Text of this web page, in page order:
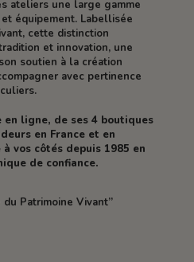
ateliers une large gamme
équipement. Labellisée
cette distinction
et innovation, une
soutien à la création
avec pertinence
ligne, de ses 4 boutiques
en France et en
vos côtés depuis 1985 en
de confiance.
Patrimoine Vivant”